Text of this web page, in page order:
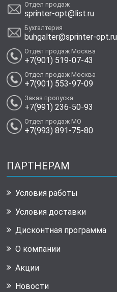
Отдел продаж
sprinter-opt@list.ru
Бухгалтерия
buhgalter@sprinter-opt.ru
Отдел продаж Москва
+7(901) 519-07-43
Отдел продаж Москва
+7(901) 553-97-09
Заказ пропуска
+7(991) 236-50-93
Отдел продаж МО
+7(993) 891-75-80
ПАРТНЕРАМ
Условия работы
Условия доставки
Дисконтная программа
О компании
Акции
Новости